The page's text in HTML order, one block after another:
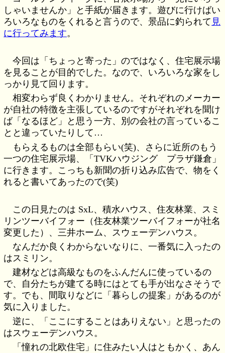
しゃいませんか」と手紙が届きます。遊びに行けばい
ろいろなものをくれると言うので、景品に釣られて 見
に行ってみます。
今回は「ちょっと寄った」のではなく、住宅展示場
を見ることが目的でした。なので、いろいろな家をし
っかり見て回ります。
相変わらず良くわかりません。それぞれのメーカー
が自社の特徴を主張しているのですがそれぞれを聞け
ば「なるほど」と思う一方、別の会社の言っているこ
とと違っていたりして…
もらえるものは全部もらい(笑)、さらに近所のもう
一つの住宅展示場、「TVKハウジング プラザ鎌倉」
に行きます。こっちも新聞の折り込み広告で、物をく
れると書いてあったので(笑)
この日見たのは SxL、積水ハウス、住友林業、スミ
リンツーバイフォー（住友林業ツーバイフォーが社名
変更した）、三井ホーム、スウェーデンハウス。
なんだか良くわからないなりに、一番気に入ったの
はスミリン。
建材などは高級なものをふんだんに使っているの
で、自分たちが建てる時にはとても手が出なさそうで
す。でも、間取りなどに「暮らしの提案」があるのが
気に入りました。
逆に、「ここにすることはありえない」と思ったの
はスウェーデンハウス。
「憧れの北欧住宅」に住みたい人はともかく、あん